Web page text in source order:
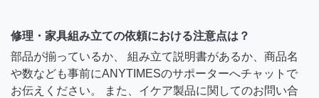
修理・家具組み立ての依頼における注意点は？
部品が揃っているか、 組み立て説明書があるか、商品名
や数なども事前にANYTIMESのサポーターへチャットで
お伝えください。 また、イケア製品に関してのお問い合